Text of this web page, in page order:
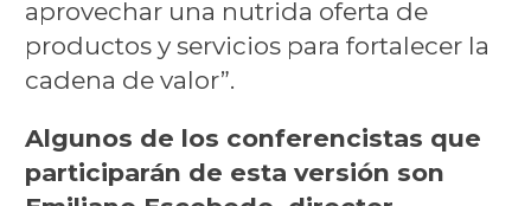
aprovechar una nutrida oferta de
productos y servicios para fortalecer la
cadena de valor”.
Algunos de los conferencistas que
participarán de esta versión son